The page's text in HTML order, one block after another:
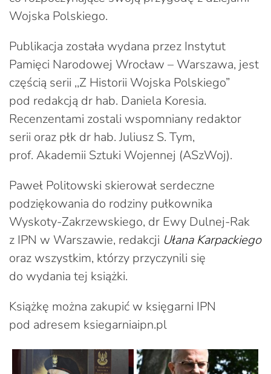
Wojska Polskiego.
Publikacja została wydana przez Instytut
Pamięci Narodowej Wrocław – Warszawa, jest
częścią serii ,,Z Historii Wojska Polskiego”
pod redakcją dr hab. Daniela Koresia.
Recenzentami zostali wspomniany redaktor
serii oraz płk dr hab. Juliusz S. Tym,
prof. Akademii Sztuki Wojennej (ASzWoj).
Paweł Politowski skierował serdeczne
podziękowania do rodziny pułkownika
Wyskoty-Zakrzewskiego, dr Ewy Dulnej-Rak
z IPN w Warszawie, redakcji Ułana Karpackiego
oraz wszystkim, którzy przyczynili się
do wydania tej książki.
Książkę można zakupić w księgarni IPN
pod adresem ksiegarniaipn.pl